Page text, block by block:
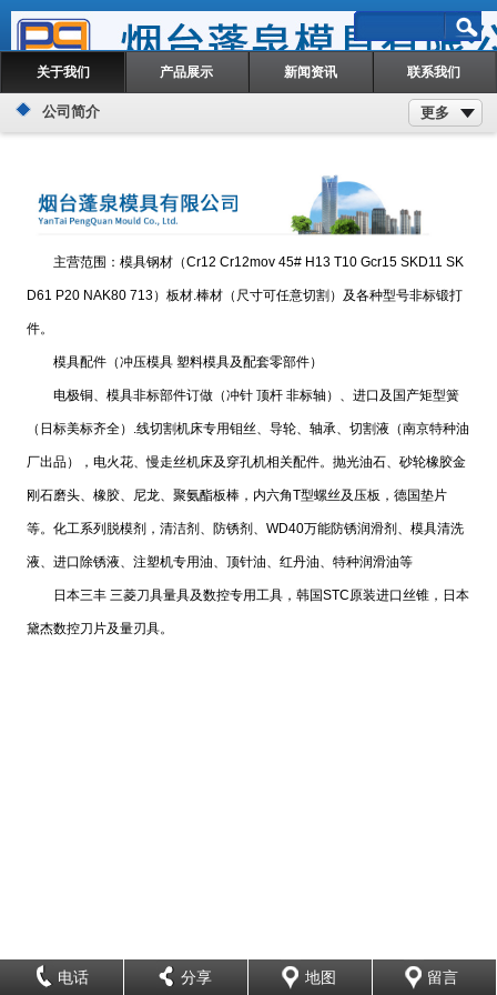
关于我们 产品展示 新闻资讯 联系我们
公司简介 更多
主营范围：模具钢材（Cr12 Cr12mov 45# H13 T10 Gcr15 SKD11 SK
D61 P20 NAK80 713）板材.棒材（尺寸可任意切割）及各种型号非标锻打
件。
模具配件（冲压模具 塑料模具及配套零部件）
电极铜、模具非标部件订做（冲针 顶杆 非标轴）、进口及国产矩型簧
（日标美标齐全）.线切割机床专用钼丝、导轮、轴承、切割液（南京特种油
厂出品），电火花、慢走丝机床及穿孔机相关配件。抛光油石、砂轮橡胶金
刚石磨头、橡胶、尼龙、聚氨酯板棒，内六角T型螺丝及压板，德国垫片
等。化工系列脱模剂，清洁剂、防锈剂、WD40万能防锈润滑剂、模具清洗
液、进口除锈液、注塑机专用油、顶针油、红丹油、特种润滑油等
日本三丰 三菱刀具量具及数控专用工具，韩国STC原装进口丝锥，日本
黛杰数控刀片及量刃具。
电话 分享 地图 留言